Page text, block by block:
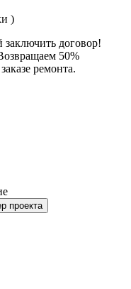
)
договор!
50%
ремонта.
проекта